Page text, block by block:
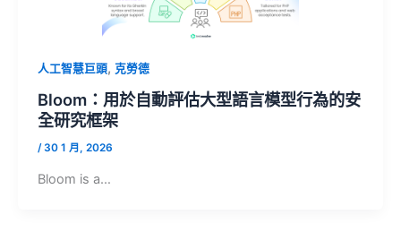
人工智慧巨頭, 克勞德
Bloom：用於自動評估大型語言模型行為的安
全研究框架
/30 1 月, 2026
Bloom is a…